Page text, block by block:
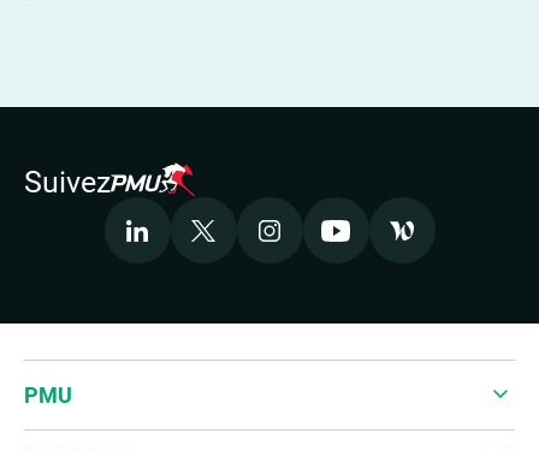
Suivez
Accepter les cookies pour voir la vidéo
PMU